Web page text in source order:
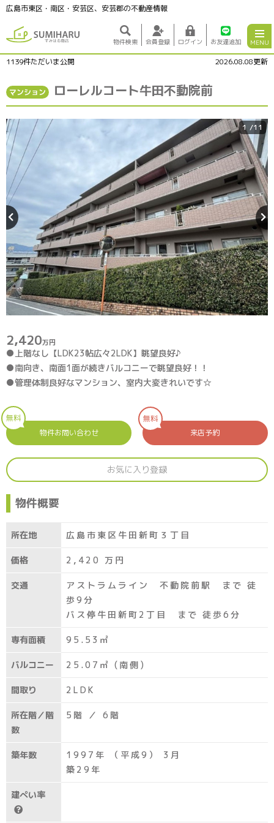
広島市東区・南区・安芸区、安芸郡の不動産情報
物件検索 会員登録 ログイン お友達追加 MENU
1139件ただいま公開 2026.08.08更新
マンション ローレルコート牛田不動院前
1 /11
2,420万円
●上階なし【LDK23帖広々2LDK】眺望良好♪
●南向き、南面1面が続きバルコニーで眺望良好！！
●管理体制良好なマンション、室内大変きれいです☆
無料
物件お問い合わせ
無料
来店予約
お気に入り登録
物件概要
所在地 広島市東区牛田新町３丁目
価格 2,420 万円
交通
アストラムライン 不動院前駅 まで 徒
歩9分
バス停牛田新町2丁目 まで 徒歩6分
専有面積 95.53㎡
バルコニー 25.07㎡ (南側)
間取り 2LDK
所在階／階
数
5階 ／ 6階
築年数
1997年 （平成9） 3月
築29年
建ぺい率